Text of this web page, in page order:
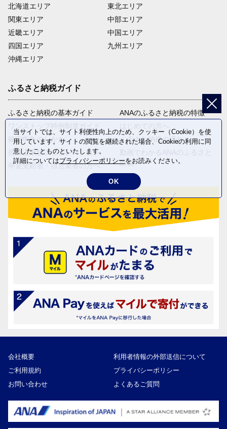
北海道エリア
関東エリア
近畿エリア
四国エリア
沖縄エリア
東北エリア
中部エリア
中国エリア
九州エリア
ふるさと納税ガイド
ふるさと納税の基本ガイド
確定申告のしかた
控除上限額シミュレーション
年金受給者・自営業者の方へ
ANAのふるさと納税の特徴
ふるさと納税の流れ
納税
会社概要
利用者情報の外部送信について
ご利用規約
プライバシーポリシー
お問い合わせ
よくあるご質問
当サイトでは、サイト利便性向上のため、クッキー（Cookie）を使
用しています。サイトの閲覧を継続された場合、Cookieの利用に同
意したことものといたします。
詳細についてはプライバシーポリシーをお読みください。
OK